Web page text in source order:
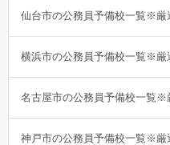
仙台市の公務員予備校一覧※厳
横浜市の公務員予備校一覧※厳
名古屋市の公務員予備校一覧※
神戸市の公務員予備校一覧※厳